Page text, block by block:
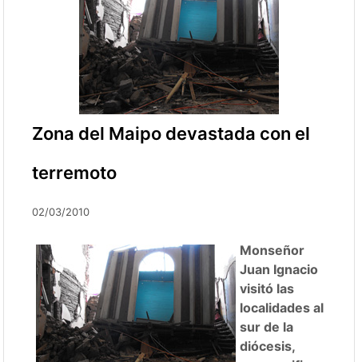
Zona del Maipo devastada con el
terremoto
02/03/2010
Monseñor
Juan Ignacio
visitó las
localidades al
sur de la
diócesis,